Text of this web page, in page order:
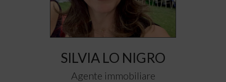
SILVIA LO NIGRO
Agente immobiliare